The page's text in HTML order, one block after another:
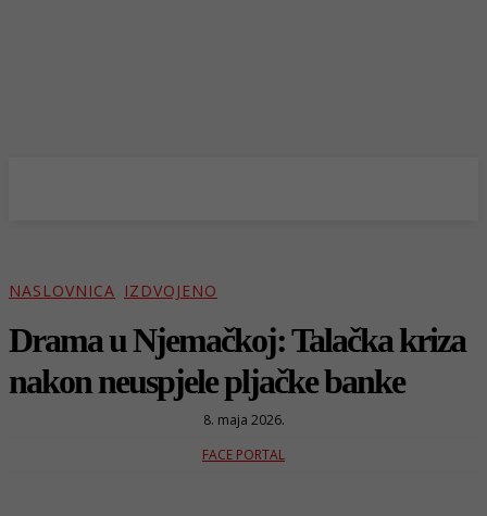
NASLOVNICA IZDVOJENO
Drama u Njemačkoj: Talačka kriza
nakon neuspjele pljačke banke
8. maja 2026.
FACE PORTAL